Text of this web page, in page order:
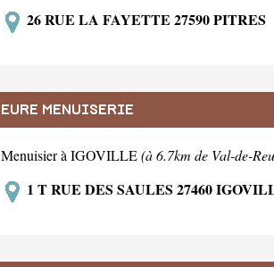
26 RUE LA FAYETTE 27590 PITRES
EURE MENUISERIE
Menuisier à IGOVILLE(à 6.7km de Val-de-
1 T RUE DES SAULES 27460